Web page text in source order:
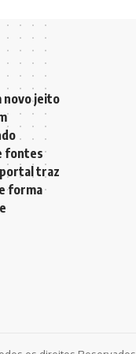
novo jeito
fontes
traz
forma